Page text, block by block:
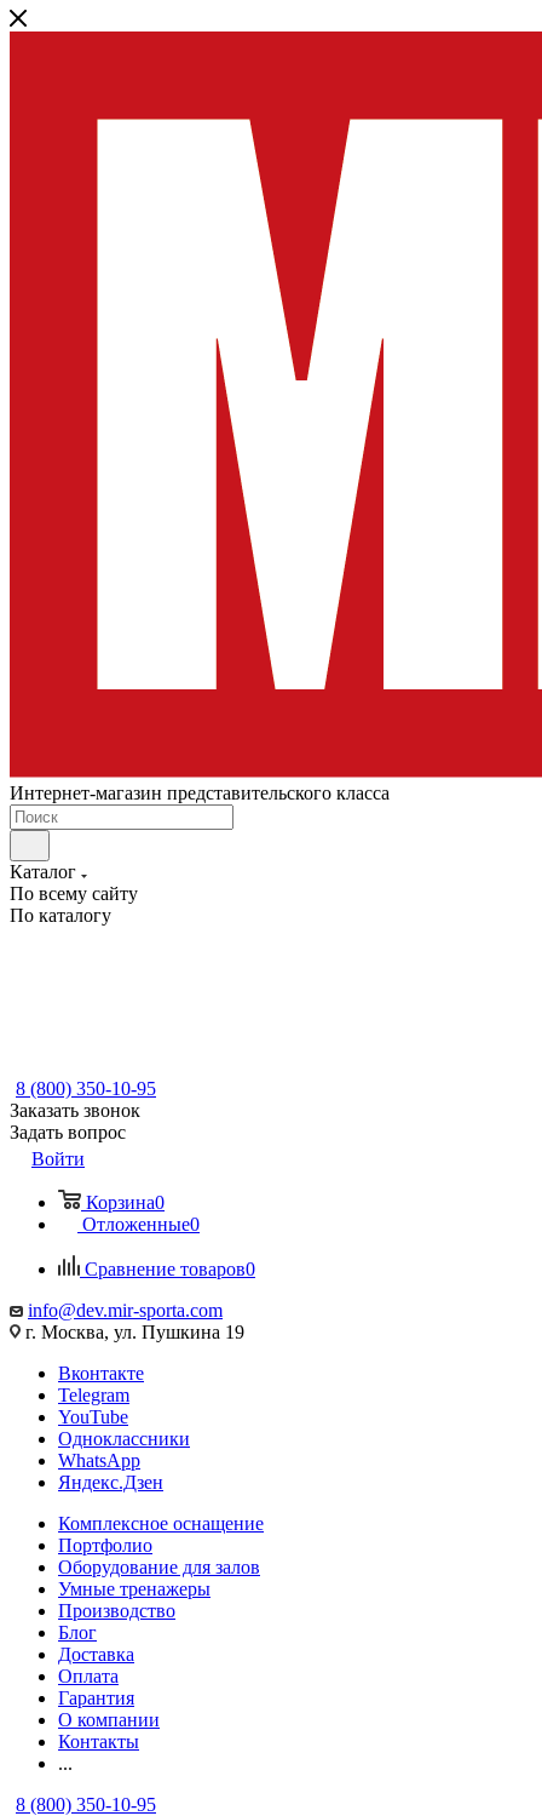
Интернет-магазин представительского класса
Каталог
По всему сайту
По каталогу
8 (800) 350-10-95
Заказать звонок
Задать вопрос
Войти
Корзина0
Отложенные0
Сравнение товаров0
info@dev.mir-sporta.com
г. Москва, ул. Пушкина 19
Вконтакте
Telegram
YouTube
Одноклассники
WhatsApp
Яндекс.Дзен
Комплексное оснащение
Портфолио
Оборудование для залов
Умные тренажеры
Производство
Блог
Доставка
Оплата
Гарантия
О компании
Контакты
...
8 (800) 350-10-95